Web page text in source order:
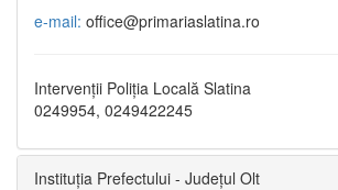
e-mail: office@primariaslatina.ro
Intervenții Poliția Locală Slatina
0249954, 0249422245
Instituția Prefectului - Județul Olt